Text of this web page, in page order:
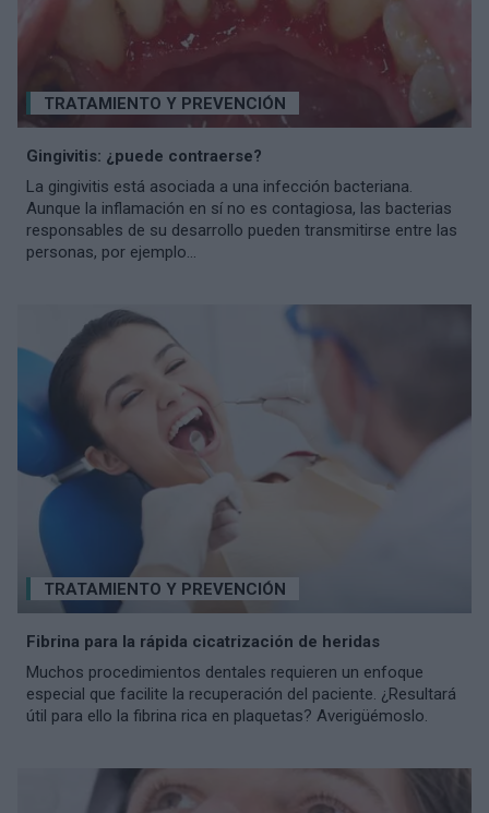
TRATAMIENTO Y PREVENCIÓN
Gingivitis: ¿puede contraerse?
La gingivitis está asociada a una infección bacteriana.
Aunque la inflamación en sí no es contagiosa, las bacterias
responsables de su desarrollo pueden transmitirse entre las
personas, por ejemplo...
TRATAMIENTO Y PREVENCIÓN
Fibrina para la rápida cicatrización de heridas
Muchos procedimientos dentales requieren un enfoque
especial que facilite la recuperación del paciente. ¿Resultará
útil para ello la fibrina rica en plaquetas? Averigüémoslo.